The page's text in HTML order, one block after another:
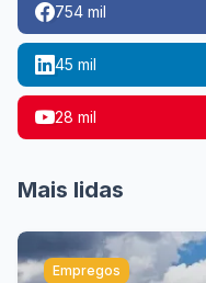
754 mil
45 mil
28 mil
Mais lidas
Empregos